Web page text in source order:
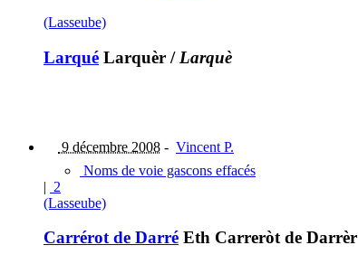
(Lasseube)
Larqué Larquèr / Larquè
9 décembre 2008 - Vincent P.
Noms de voie gascons effacés
| 2
(Lasseube)
Carrérot de Darré Eth Carreròt de Darrèr